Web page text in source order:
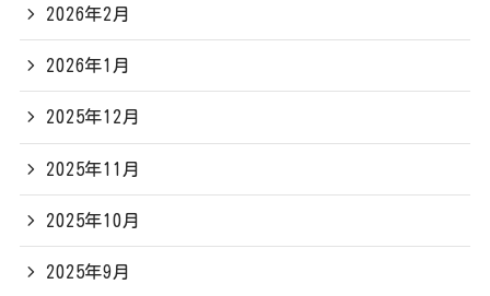
2026年2月
2026年1月
2025年12月
2025年11月
2025年10月
2025年9月